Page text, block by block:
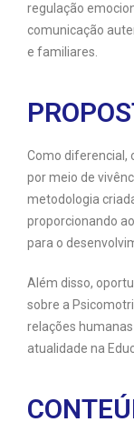
regulação
comunicação
e familiares.
Como diferencial,
por meio de
metodologia
proporcionando
para o
Além disso,
sobre a
relações
atualidade na